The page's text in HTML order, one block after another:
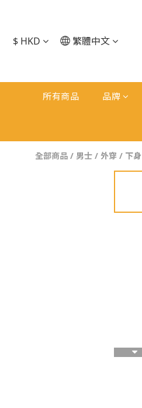
$ HKD 繁體中文
所有商品 品牌
全部商品 / 男士 / 外穿 / 下身